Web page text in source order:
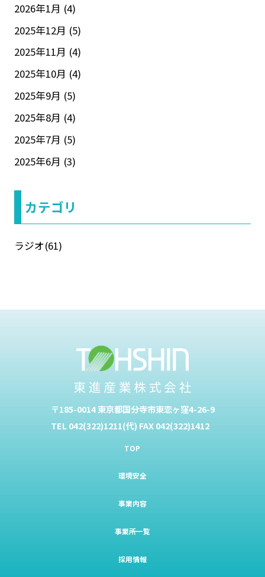
2026年1月 (4)
2025年12月 (5)
2025年11月 (4)
2025年10月 (4)
2025年9月 (5)
2025年8月 (4)
2025年7月 (5)
2025年6月 (3)
カテゴリ
ラジオ(61)
〒185-0014 東京都国分寺市東恋ヶ窪4-26-9
TEL 042(322)1211(代) FAX 042(322)1412
TOP
環境安全
事業内容
事業所一覧
採用情報